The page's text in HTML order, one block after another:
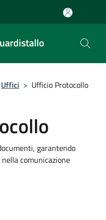
Uffici > Ufficio Protocollo
garantendo
comunicazione